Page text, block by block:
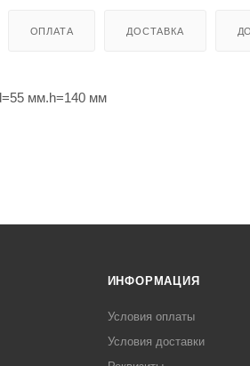
ОПЛАТА ДОСТАВКА
мм.h=140 мм
ИНФОРМАЦИЯ
Условия оплаты
Условия доставки